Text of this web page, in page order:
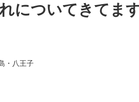
についてきてま
・八王子